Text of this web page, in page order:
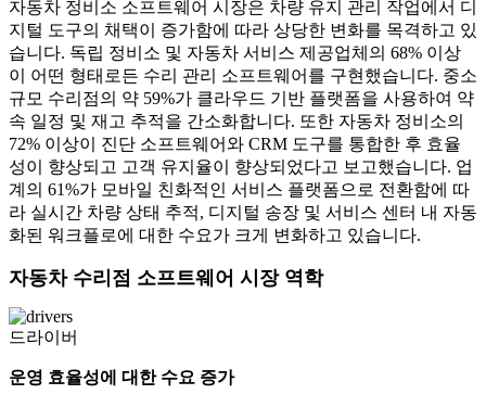
자동차 정비소 소프트웨어 시장은 차량 유지 관리 작업에서 디
지털 도구의 채택이 증가함에 따라 상당한 변화를 목격하고 있
습니다. 독립 정비소 및 자동차 서비스 제공업체의 68% 이상
이 어떤 형태로든 수리 관리 소프트웨어를 구현했습니다. 중소
규모 수리점의 약 59%가 클라우드 기반 플랫폼을 사용하여 약
속 일정 및 재고 추적을 간소화합니다. 또한 자동차 정비소의
72% 이상이 진단 소프트웨어와 CRM 도구를 통합한 후 효율
성이 향상되고 고객 유지율이 향상되었다고 보고했습니다. 업
계의 61%가 모바일 친화적인 서비스 플랫폼으로 전환함에 따
라 실시간 차량 상태 추적, 디지털 송장 및 서비스 센터 내 자동
화된 워크플로에 대한 수요가 크게 변화하고 있습니다.
자동차 수리점 소프트웨어 시장 역학
드라이버
운영 효율성에 대한 수요 증가